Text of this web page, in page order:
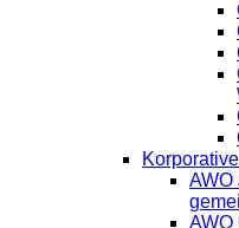
AWO
AWO